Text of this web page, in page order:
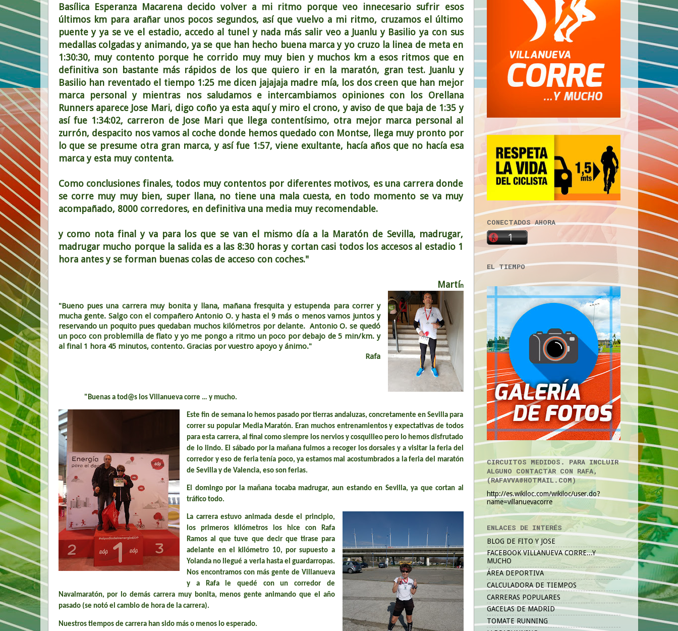
Basílica Esperanza Macarena decido volver a mi ritmo porque veo innecesario sufrir esos
últimos km para arañar unos pocos segundos, así que vuelvo a mi ritmo, cruzamos el último
puente y ya se ve el estadio, accedo al tunel y nada más salir veo a Juanlu y Basilio ya con sus
medallas colgadas y animando, ya se que han hecho buena marca y yo cruzo la linea de meta en
1:30:30, muy contento porque he corrido muy muy bien y muchos km a esos ritmos que en
definitiva son bastante más rápidos de los que quiero ir en la maratón, gran test. Juanlu y
Basilio han reventado el tiempo 1:25 me dicen jajajaja madre mía, los dos creen que han mejor
marca personal y mientras nos saludamos e intercambiamos opiniones con los Orellana
Runners aparece Jose Mari, digo coño ya esta aquí y miro el crono, y aviso de que baja de 1:35 y
así fue 1:34:02, carreron de Jose Mari que llega contentísimo, otra mejor marca personal al
zurrón, despacito nos vamos al coche donde hemos quedado con Montse, llega muy pronto por
lo que se presume otra gran marca, y así fue 1:57, viene exultante, hacía años que no hacía esa
marca y esta muy contenta.
Como conclusiones finales, todos muy contentos por diferentes motivos, es una carrera donde
se corre muy muy bien, super llana, no tiene una mala cuesta, en todo momento se va muy
acompañado, 8000 corredores, en definitiva una media muy recomendable.
y como nota final y va para los que se van el mismo día a la Maratón de Sevilla, madrugar,
madrugar mucho porque la salida es a las 8:30 horas y cortan casi todos los accesos al estadio 1
hora antes y se forman buenas colas de acceso con coches."
Martín
"Bueno pues una carrera muy bonita y llana, mañana fresquita y estupenda para correr y
mucha gente. Salgo con el compañero Antonio O. y hasta el 9 más o menos vamos juntos y
reservando un poquito pues quedaban muchos kilómetros por delante. Antonio O. se quedó
un poco con problemilla de flato y yo me pongo a ritmo un poco por debajo de 5 min/km. y
al final 1 hora 45 minutos, contento. Gracias por vuestro apoyo y ánimo."
Rafa
"Buenas a tod@s los Villanueva corre … y mucho.
Este fin de semana lo hemos pasado por tierras andaluzas, concretamente en Sevilla para
correr su popular Media Maratón. Eran muchos entrenamientos y expectativas de todos
para esta carrera, al final como siempre los nervios y cosquilleo pero lo hemos disfrutado
de lo lindo. El sábado por la mañana fuimos a recoger los dorsales y a visitar la feria del
corredor y eso de feria tenía poco, ya estamos mal acostumbrados a la feria del maratón
de Sevilla y de Valencia, eso son ferias.
El domingo por la mañana tocaba madrugar, aun estando en Sevilla, ya que cortan al
tráfico todo.
La carrera estuvo animada desde el principio,
los primeros kilómetros los hice con Rafa
Ramos al que tuve que decir que tirase para
adelante en el kilómetro 10, por supuesto a
Yolanda no llegué a verla hasta el guardarropas.
Nos encontramos con más gente de Villanueva
y a Rafa le quedé con un corredor de
Navalmaratón, por lo demás carrera muy bonita, menos gente animando que el año
pasado (se notó el cambio de hora de la carrera).
Nuestros tiempos de carrera han sido más o menos lo esperado.
CONECTADOS AHORA
EL TIEMPO
CIRCUITOS MEDIDOS. PARA INCLUIR
ALGUNO CONTACTAR CON RAFA,
(RAFAVVA@HOTMAIL.COM)
http://es.wikiloc.com/wikiloc/user.do?
name=villanuevacorre
ENLACES DE INTERÉS
BLOG DE FITO Y JOSE
FACEBOOK VILLANUEVA CORRE...Y
MUCHO
ÁREA DEPORTIVA
CALCULADORA DE TIEMPOS
CARRERAS POPULARES
GACELAS DE MADRID
TOMATE RUNNING